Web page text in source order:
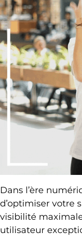
Dans l’ère
d’optimiser votre
visibilité
utilisateur